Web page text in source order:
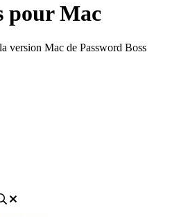
pour Mac
version Mac de Password Boss